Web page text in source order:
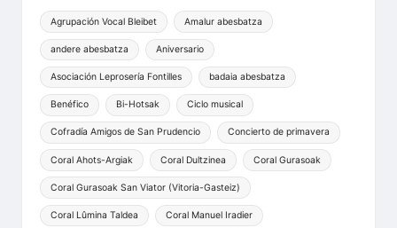
Agrupación Vocal Bleibet Amalur abesbatza
andere abesbatza Aniversario
Asociación Leprosería Fontilles badaia abesbatza
Benéfico Bi-Hotsak Ciclo musical
Cofradía Amigos de San Prudencio Concierto de primavera
Coral Ahots-Argiak Coral Dultzinea Coral Gurasoak
Coral Gurasoak San Viator (Vitoria-Gasteiz)
Coral Lûmina Taldea Coral Manuel Iradier